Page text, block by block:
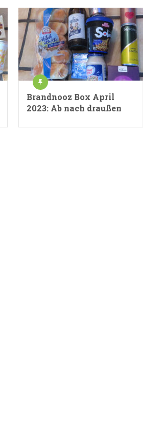
Brandnooz Box April
2023: Ab nach draußen